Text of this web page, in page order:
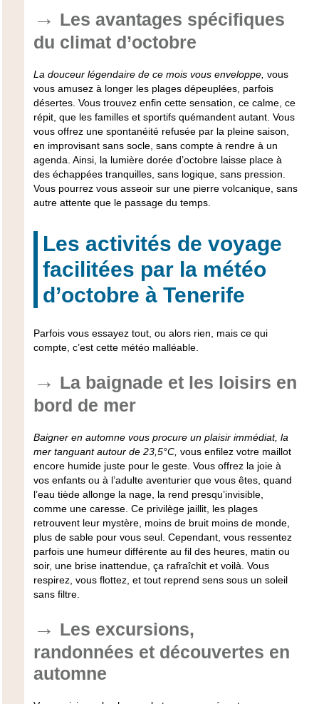
Les avantages spécifiques
du climat d’octobre
La douceur légendaire de ce mois vous enveloppe, vous
vous amusez à longer les plages dépeuplées, parfois
désertes. Vous trouvez enfin cette sensation, ce calme, ce
répit, que les familles et sportifs quémandent autant. Vous
vous offrez une spontanéité refusée par la pleine saison,
en improvisant sans socle, sans compte à rendre à un
agenda. Ainsi, la lumière dorée d’octobre laisse place à
des échappées tranquilles, sans logique, sans pression.
Vous pourrez vous asseoir sur une pierre volcanique, sans
autre attente que le passage du temps.
Les activités de voyage
facilitées par la météo
d’octobre à Tenerife
Parfois vous essayez tout, ou alors rien, mais ce qui
compte, c’est cette météo malléable.
La baignade et les loisirs en
bord de mer
Baigner en automne vous procure un plaisir immédiat, la
mer tanguant autour de 23,5°C, vous enfilez votre maillot
encore humide juste pour le geste. Vous offrez la joie à
vos enfants ou à l’adulte aventurier que vous êtes, quand
l’eau tiède allonge la nage, la rend presqu’invisible,
comme une caresse. Ce privilège jaillit, les plages
retrouvent leur mystère, moins de bruit moins de monde,
plus de sable pour vous seul. Cependant, vous ressentez
parfois une humeur différente au fil des heures, matin ou
soir, une brise inattendue, ça rafraîchit et voilà. Vous
respirez, vous flottez, et tout reprend sens sous un soleil
sans filtre.
Les excursions,
randonnées et découvertes en
automne